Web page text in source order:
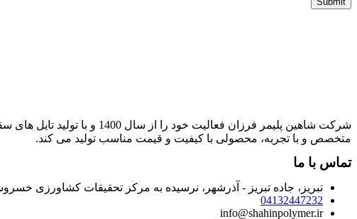
شرکت شاهین پلیمر فرزان
متخصص و با تجربه، محصولی با کیفیت و قیمت مناسب تولید می کند.
تماس با ما
تبریز، جاده تبریز - آذرشهر، نرسیده به مرکز تحقیقات کشاورزی
04132447232
info@shahinpolymer.ir